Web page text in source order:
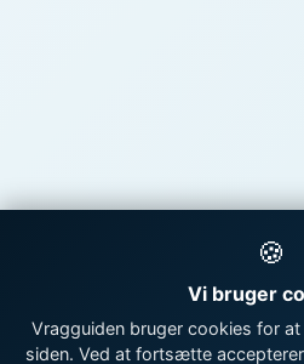
🍪
Vi bruger
Vragguiden bruger cookies for
siden. Ved at fortsætte